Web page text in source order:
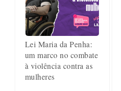
Lei Maria da Penha:
um marco no combate
à violência contra as
mulheres